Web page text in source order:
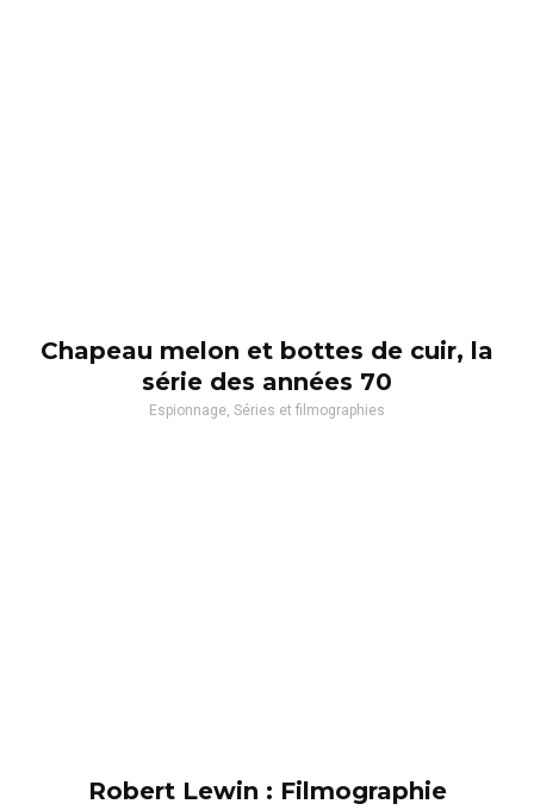
Chapeau melon et bottes de cuir, la
série des années 70
Espionnage, Séries et filmographies
Robert Lewin : Filmographie